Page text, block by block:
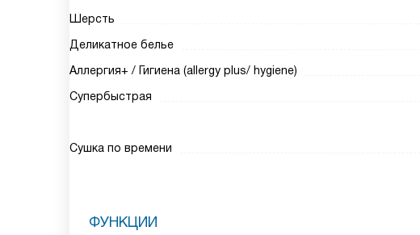
Шерсть
Деликатное белье
Аллергия+ / Гигиена (allergy plus/ hygiene)
Супербыстрая
Сушка по времени
ФУНКЦИИ